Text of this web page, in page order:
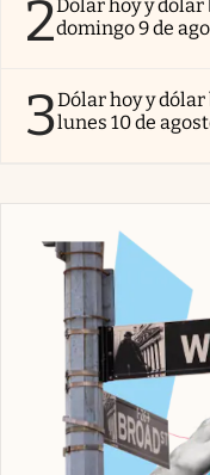
2Dólar hoy y
domingo 9 de
3Dólar hoy y
lunes 10 de